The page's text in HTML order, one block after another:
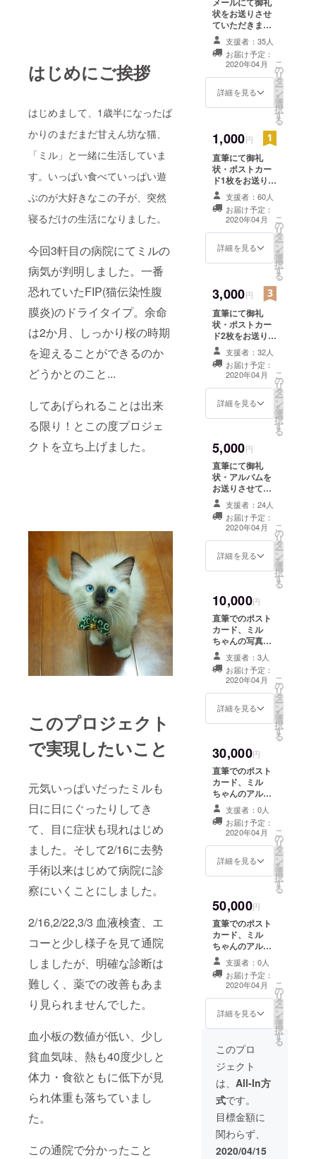
はじめにご挨拶
はじめまして、1歳半になったば
かりのまだまだ甘えん坊な猫、
「ミル」と一緒に生活していま
す。いっぱい食べていっぱい遊
ぶのが大好きなこの子が、突然
寝るだけの生活になりました。
今回3軒目の病院にてミルの
病気が判明しました。一番
恐れていたFIP(猫伝染性腹
膜炎)のドライタイプ。余命
は2か月、しっかり桜の時期
を迎えることができるのか
どうかとのこと...
してあげられることは出来
る限り！とこの度プロジェ
クトを立ち上げました。
このプロジェクト
で実現したいこと
元気いっぱいだったミルも
日に日にぐったりしてき
て、目に症状も現れはじめ
ました。そして2/16に去勢
手術以来はじめて病院に診
察にいくことにしました。
2/16,2/22,3/3 血液検査、エ
コーと少し様子を見て通院
しましたが、明確な診断は
難しく、薬での改善もあま
り見られませんでした。
血小板の数値が低い、少し
貧血気味、熱も40度少しと
体力・食欲ともに低下が見
られ体重も落ちていまし
た。
この通院で分かったこと
状をお送りさせ
ていただきま
す。支援者：35人
お届け予定：
2020年04月
詳細を見る
こ
の
リ
タ
ー
ン
を
選
択
す
る
1,000円
直筆にて御礼
状・ポストカー
ド1枚をお送りさ
せていただきま
す。支援者：60人
お届け予定：
2020年04月
詳細を見る
こ
の
リ
タ
ー
ン
を
選
択
す
る
3,000円
直筆にて御礼
状・ポストカー
ド2枚をお送りさ
せていただきま
す。支援者：32人
お届け予定：
2020年04月
詳細を見る
こ
の
リ
タ
ー
ン
を
選
択
す
る
5,000円
直筆にて御礼
状・アルバムを
お送りさせてい
ただきます。
支援者：24人
お届け予定：
2020年04月
詳細を見る
こ
の
リ
タ
ー
ン
を
選
択
す
る
10,000円
直筆でのポスト
カード、ミル
ちゃんの写真入
りマグカップを
お送りさせて頂
きます。
支援者：3人
お届け予定：
2020年04月
詳細を見る
こ
の
リ
タ
ー
ン
を
選
択
す
る
30,000円
直筆でのポスト
カード、ミル
ちゃんのアルバ
ムとマグカップ
をお送りさせて
頂きます。
支援者：0人
お届け予定：
2020年04月
詳細を見る
こ
の
リ
タ
ー
ン
を
選
択
す
る
50,000円
直筆でのポスト
カード、ミル
ちゃんのアルバ
ム・写真入りマ
グカップ・クッ
ションをお送り
いたします。
支援者：0人
お届け予定：
2020年04月
詳細を見る
こ
の
リ
タ
ー
ン
を
選
択
す
る
このプロ
ジェクト
は、 All-In方
式です。
目標金額に
関わらず、
2020/04/15